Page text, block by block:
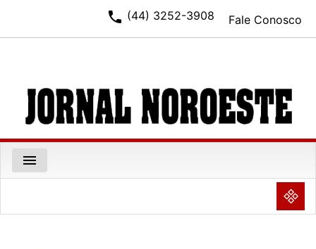
Fale Conosco
phone (44) 3252-3908
menu
NULL